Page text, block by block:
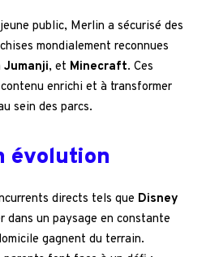
public, Merlin a sécurisé des
mondialement reconnues
Jumanji, et Minecraft. Ces
enrichi et à transformer
sein des parcs.
évolution
directs tels que Disney
dans un paysage en constante
gagnent du terrain.